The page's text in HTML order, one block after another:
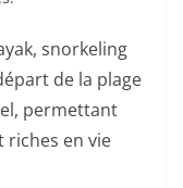
snorkeling
de la plage
permettant
riches en vie